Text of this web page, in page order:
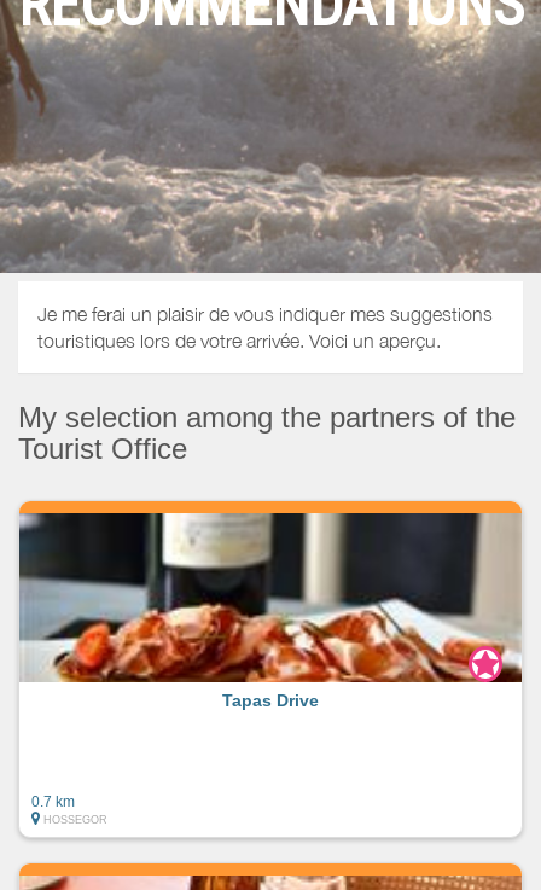
Je me ferai un plaisir de vous indiquer mes suggestions
touristiques lors de votre arrivée. Voici un aperçu.
My selection among the partners of the
Tourist Office
Tapas Drive
0.7 km
HOSSEGOR